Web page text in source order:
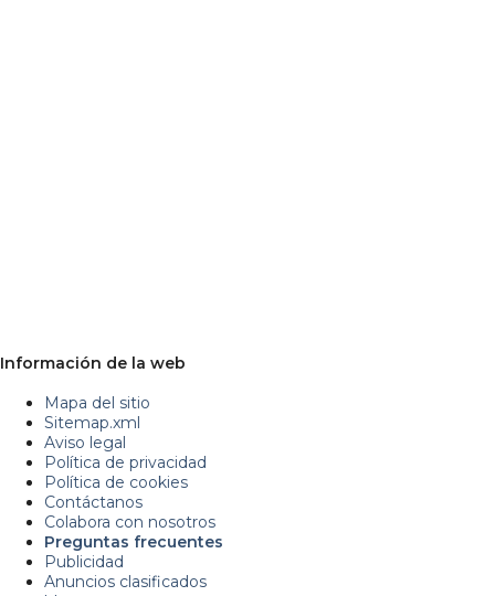
Información de la web
Mapa del sitio
Sitemap.xml
Aviso legal
Política de privacidad
Política de cookies
Contáctanos
Colabora con nosotros
Preguntas frecuentes
Publicidad
Anuncios clasificados